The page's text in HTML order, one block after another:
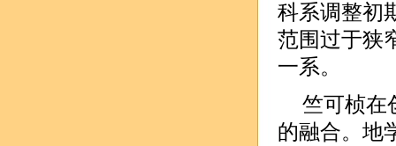
科系调整初
范围过于狭
一系。
竺可桢在
的融合。地